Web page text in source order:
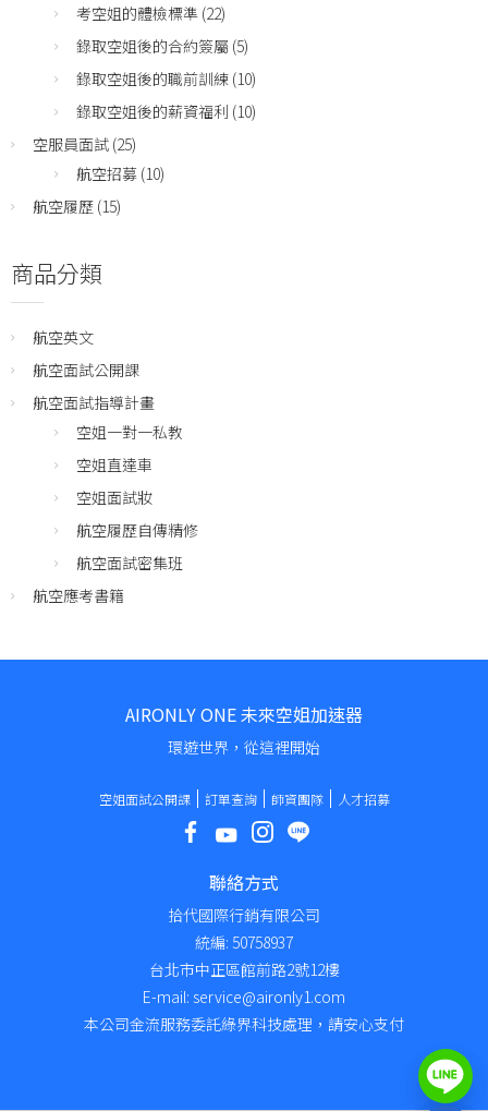
考空姐的體檢標準 (22)
錄取空姐後的合約簽屬 (5)
錄取空姐後的職前訓練 (10)
錄取空姐後的薪資福利 (10)
空服員面試 (25)
航空招募 (10)
航空履歷 (15)
商品分類
航空英文
航空面試公開課
航空面試指導計畫
空姐一對一私教
空姐直達車
空姐面試妝
航空履歷自傳精修
航空面試密集班
航空應考書籍
AIRONLY ONE 未來空姐加速器
環遊世界，從這裡開始
空姐面試公開課 訂單查詢 師資團隊 人才招募
聯絡方式
拾代國際行銷有限公司
統編: 50758937
台北市中正區館前路2號12樓
E-mail: service@aironly1.com
本公司金流服務委託綠界科技處理，請安心支付